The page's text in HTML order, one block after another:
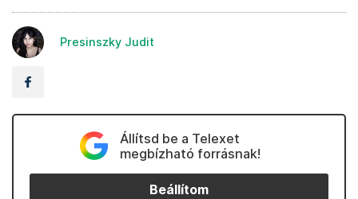
Presinszky Judit
Állítsd be a Telexet
megbízható forrásnak!
Beállítom